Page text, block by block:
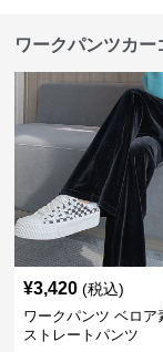
ワークパンツカ
¥3,420 (税込)
ワークパンツ ベロア
ストレートパンツ